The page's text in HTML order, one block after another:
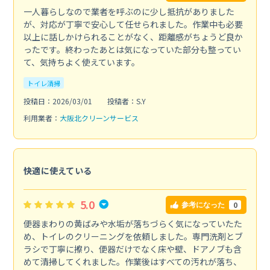
一人暮らしなので業者を呼ぶのに少し抵抗がありました
が、対応が丁寧で安心して任せられました。作業中も必要
以上に話しかけられることがなく、距離感がちょうど良か
ったです。終わったあとは気になっていた部分も整ってい
て、気持ちよく使えています。
トイレ清掃
投稿日：2026/03/01
投稿者：S.Y
利用業者： 大阪北クリーンサービス
快適に使えている
5.0 参考になった 0
便器まわりの黄ばみや水垢が落ちづらく気になっていたた
め、トイレのクリーニングを依頼しました。専門洗剤とブ
ラシで丁寧に擦り、便器だけでなく床や壁、ドアノブも含
めて清掃してくれました。作業後はすべての汚れが落ち、